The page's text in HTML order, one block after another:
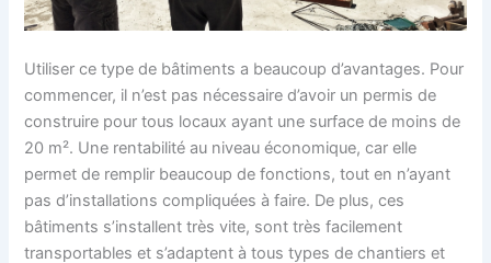
Utiliser ce type de bâtiments a beaucoup d’avantages. Pour
commencer, il n’est pas nécessaire d’avoir un permis de
construire pour tous locaux ayant une surface de moins de
20 m². Une rentabilité au niveau économique, car elle
permet de remplir beaucoup de fonctions, tout en n’ayant
pas d’installations compliquées à faire. De plus, ces
bâtiments s’installent très vite, sont très facilement
transportables et s’adaptent à tous types de chantiers et